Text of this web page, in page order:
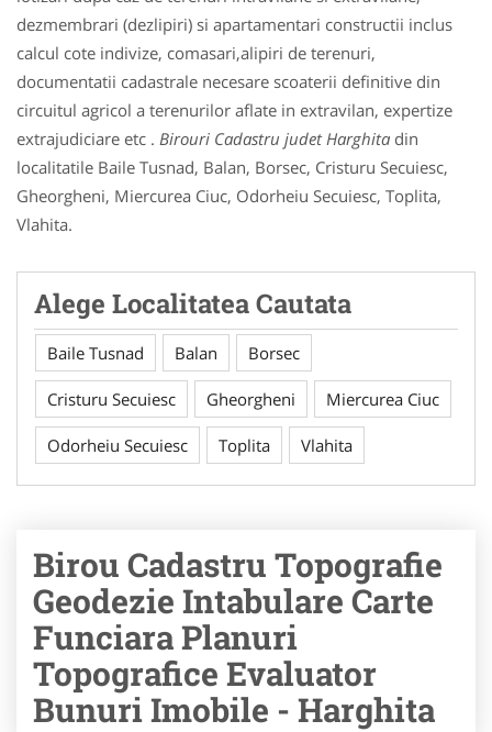
dezmembrari (dezlipiri) si apartamentari constructii inclus
calcul cote indivize, comasari,alipiri de terenuri,
documentatii cadastrale necesare scoaterii definitive din
circuitul agricol a terenurilor aflate in extravilan, expertize
extrajudiciare etc . Birouri Cadastru judet Harghita din
localitatile Baile Tusnad, Balan, Borsec, Cristuru Secuiesc,
Gheorgheni, Miercurea Ciuc, Odorheiu Secuiesc, Toplita,
Vlahita.
Alege Localitatea Cautata
Baile Tusnad Balan Borsec
Cristuru Secuiesc Gheorgheni Miercurea Ciuc
Odorheiu Secuiesc Toplita Vlahita
Birou Cadastru Topografie
Geodezie Intabulare Carte
Funciara Planuri
Topografice Evaluator
Bunuri Imobile - Harghita